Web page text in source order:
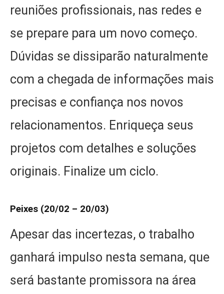
reuniões profissionais, nas redes e
se prepare para um novo começo.
Dúvidas se dissiparão naturalmente
com a chegada de informações mais
precisas e confiança nos novos
relacionamentos. Enriqueça seus
projetos com detalhes e soluções
originais. Finalize um ciclo.
Peixes (20/02 – 20/03)
Apesar das incertezas, o trabalho
ganhará impulso nesta semana, que
será bastante promissora na área